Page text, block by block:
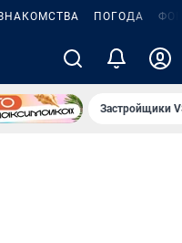
ПОГОДА
Застройщики